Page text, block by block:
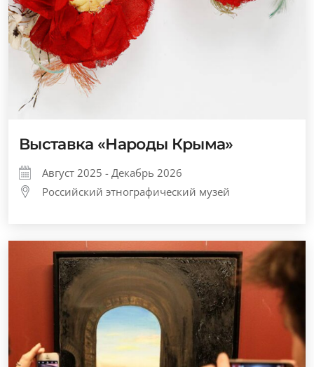
Выставка «Народы Крыма»
Август 2025 - Декабрь 2026
Российский этнографический музей